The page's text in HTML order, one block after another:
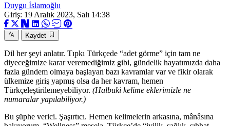
Duygu İslamoğlu
Giriş: 19 Aralık 2023, Salı 14:38
Kaydet
Dil her şeyi anlatır. Tıpkı Türkçede “adet görme” için tam ne
diyeceğimize karar veremediğimiz gibi, gündelik hayatımızda daha
fazla gündem olmaya başlayan bazı kavramlar var ve fikir olarak
ülkemize giriş yapmış olsa da her kavram, hemen
Türkçeleştirilemeyebiliyor. (Halbuki kelime eklerimizle ne
numaralar yapılabiliyor.)
Bu şüphe verici. Şaşırtıcı. Hemen kelimelerin arkasına, mânâsına